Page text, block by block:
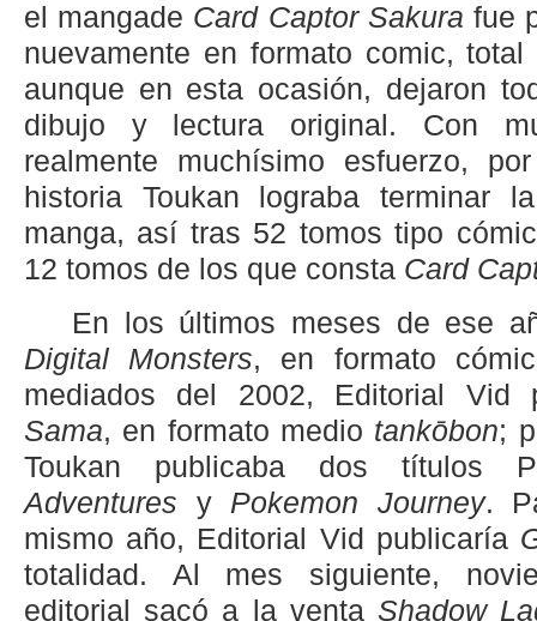
el mangade Card Captor Sakura fue
nuevamente en formato comic,
aunque en esta ocasión, dejaron
dibujo y lectura original. Con
realmente muchísimo esfuerzo,
historia Toukan lograba terminar
manga, así tras 52 tomos tipo
12 tomos de los que consta Card
En los últimos meses de ese
Digital Monsters, en formato
mediados del 2002, Editorial Vid
Sama, en formato medio tankōbon;
Toukan publicaba dos títulos
Adventures y Pokemon Journey.
mismo año, Editorial Vid publicaría
totalidad. Al mes siguiente,
editorial sacó a la ventaShadow